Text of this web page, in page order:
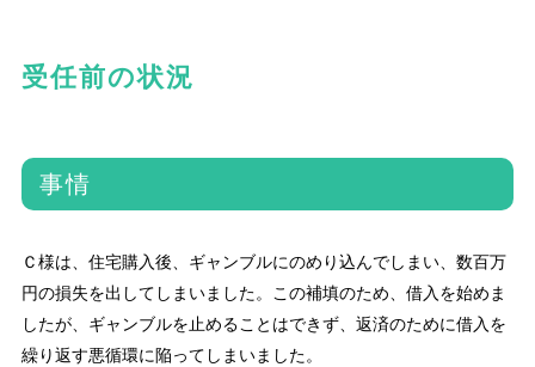
受任前の状況
事情
Ｃ様は、住宅購入後、ギャンブルにのめり込んでしまい、数百万
円の損失を出してしまいました。この補填のため、借入を始めま
したが、ギャンブルを止めることはできず、返済のために借入を
繰り返す悪循環に陥ってしまいました。